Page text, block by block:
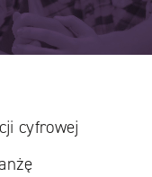
cyfrowej